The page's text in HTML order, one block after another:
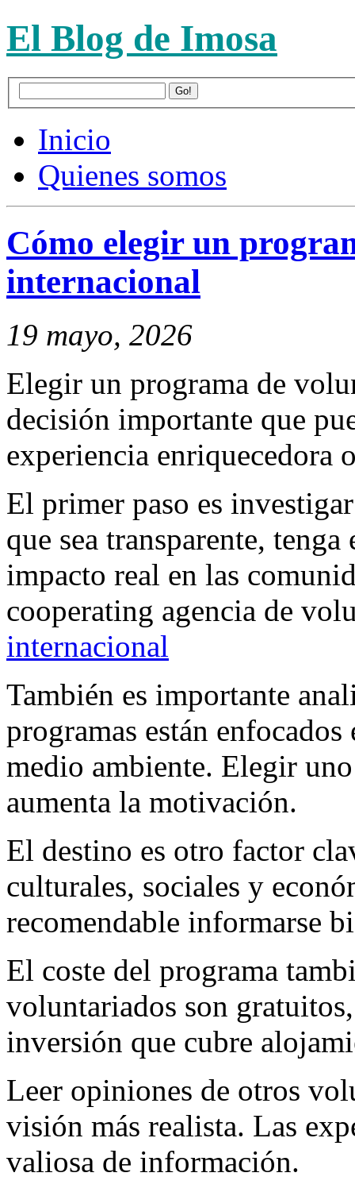
El Blog de Imosa
Inicio
Quienes somos
Cómo elegir un
internacional
19 mayo, 2026
Elegir un programa de
decisión importante que
experiencia enriquecedora
El primer paso es
que sea transparente,
impacto real en las
cooperating agencia de
internacional
También es importante
programas están
medio ambiente. Elegir
aumenta la motivación.
El destino es otro factor
culturales, sociales y
recomendable informarse
El coste del programa
voluntariados son
inversión que cubre
Leer opiniones de otros
visión más realista. Las
valiosa de información.